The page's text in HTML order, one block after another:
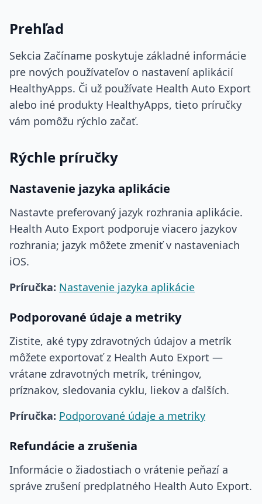
Prehľad
Sekcia Začíname poskytuje základné informácie
pre nových používateľov o nastavení aplikácií
HealthyApps. Či už používate Health Auto Export
alebo iné produkty HealthyApps, tieto príručky
vám pomôžu rýchlo začať.
Rýchle príručky
Nastavenie jazyka aplikácie
Nastavte preferovaný jazyk rozhrania aplikácie.
Health Auto Export podporuje viacero jazykov
rozhrania; jazyk môžete zmeniť v nastaveniach
iOS.
Príručka: Nastavenie jazyka aplikácie
Podporované údaje a metriky
Zistite, aké typy zdravotných údajov a metrík
môžete exportovať z Health Auto Export —
vrátane zdravotných metrík, tréningov,
príznakov, sledovania cyklu, liekov a ďalších.
Príručka: Podporované údaje a metriky
Refundácie a zrušenia
Informácie o žiadostiach o vrátenie peňazí a
správe zrušení predplatného Health Auto Export.